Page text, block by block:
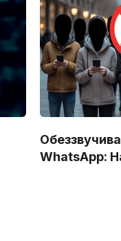
WhatsApp: